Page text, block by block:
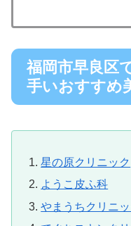
福岡市早良区
手いおすすめ
星の原クリニック
ようこ皮ふ科
やまうちクリニッ